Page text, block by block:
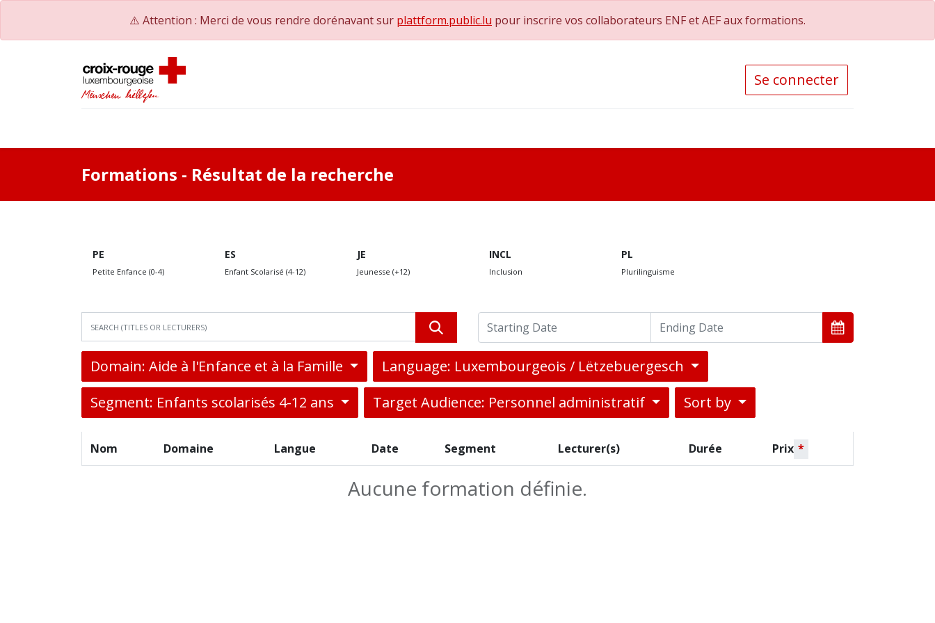
⚠️ Attention : Merci de vous rendre dorénavant sur plattform.public.lu pour inscrire vos collaborateurs ENF et AEF aux formations.
Se connecter
Formations - Résultat de la recherche
PE
Petite Enfance (0-4)
ES
Enfant Scolarisé (4-12)
JE
Jeunesse (+12)
INCL
Inclusion
PL
Plurilinguisme
Domain: Aide à l'Enfance et à la Famille
Language: Luxembourgeois / Lëtzebuergesch
Segment: Enfants scolarisés 4-12 ans
Target Audience: Personnel administratif Sort by
Nom Domaine Langue Date Segment Lecturer(s) Durée Prix *
Aucune formation définie.